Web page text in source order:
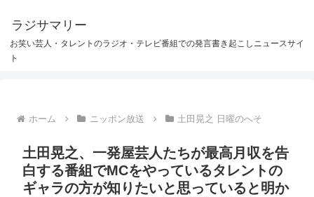
ラジサマリー
お笑い芸人・タレントのラジオ・テレビ番組での発言書き起こしニュースサイ
ト
ホーム ニッポン放送 土田晃之 日曜のへそ
土田晃之、一発屋芸人たちが最高月収を告
白する番組でMCをやっているタレントの
ギャラの方が知りたいと思っていると明か